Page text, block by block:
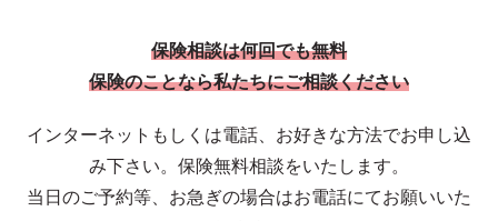
保険相談は何回でも無料
保険のことなら私たちにご相談ください
インターネットもしくは電話、お好きな方法でお申し込
み下さい。保険無料相談をいたします。
当日のご予約等、お急ぎの場合はお電話にてお願いいた